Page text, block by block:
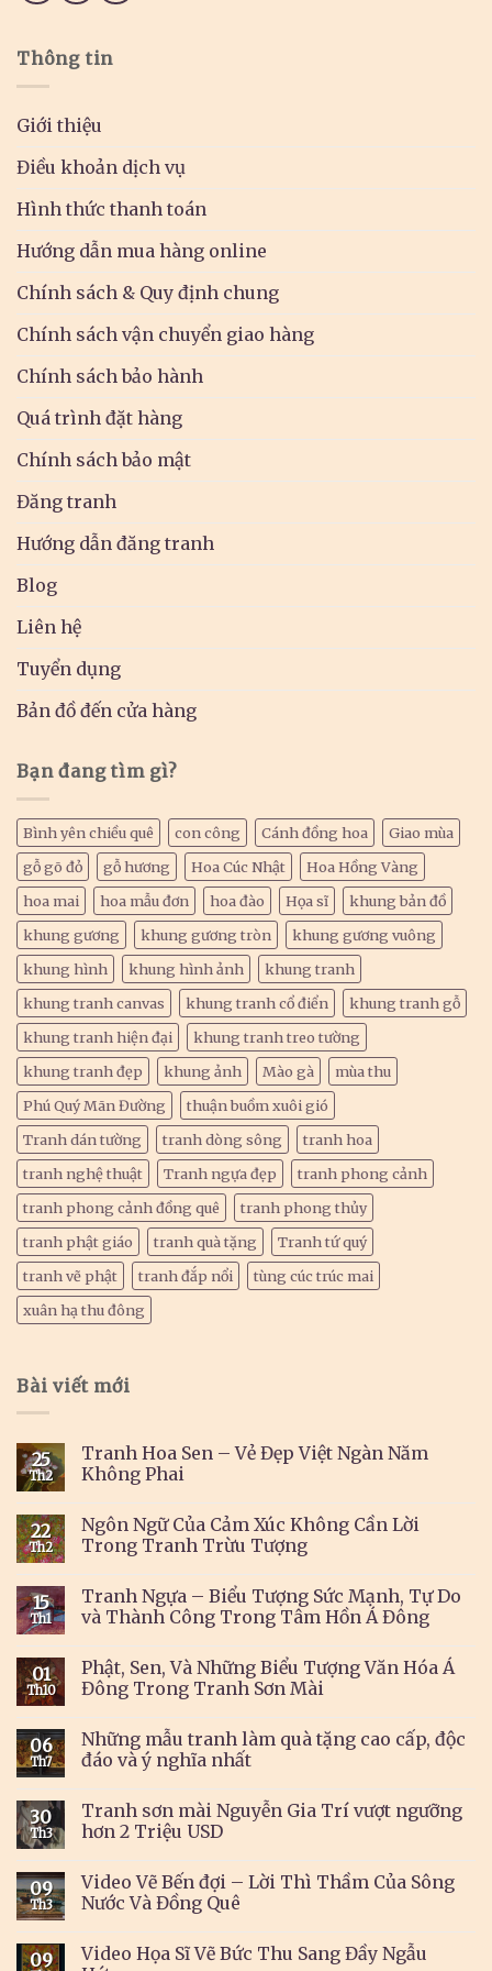
Thông tin
Giới thiệu
Điều khoản dịch vụ
Hình thức thanh toán
Hướng dẫn mua hàng online
Chính sách & Quy định chung
Chính sách vận chuyển giao hàng
Chính sách bảo hành
Quá trình đặt hàng
Chính sách bảo mật
Đăng tranh
Hướng dẫn đăng tranh
Blog
Liên hệ
Tuyển dụng
Bản đồ đến cửa hàng
Bạn đang tìm gì?
Bình yên chiều quê con công Cánh đồng hoa
Giao mùa
gỗ gõ đỏ
gỗ hương Hoa Cúc Nhật
Hoa Hồng Vàng
hoa mai
hoa mẫu đơn hoa đào Họa sĩ
khung bản đồ
khung gương
khung gương tròn
khung gương vuông
khung hình
khung hình ảnh
khung tranh
khung tranh canvas
khung tranh cổ điển
khung tranh gỗ
khung tranh hiện đại
khung tranh treo tường
khung tranh đẹp
khung ảnh Mào gà
mùa thu
Phú Quý Mãn Đường
thuận buồm xuôi gió
Tranh dán tường
tranh dòng sông
tranh hoa
tranh nghệ thuật
Tranh ngựa đẹp
tranh phong cảnh
tranh phong cảnh đồng quê
tranh phong thủy
tranh phật giáo
tranh quà tặng
Tranh tứ quý
tranh vẽ phật
tranh đắp nổi
tùng cúc trúc mai
xuân hạ thu đông
Bài viết mới
25
Th2
Tranh Hoa Sen – Vẻ Đẹp Việt Ngàn Năm
Không Phai
22
Th2
Ngôn Ngữ Của Cảm Xúc Không Cần Lời
Trong Tranh Trừu Tượng
15
Th1
Tranh Ngựa – Biểu Tượng Sức Mạnh, Tự Do
và Thành Công Trong Tâm Hồn Á Đông
01
Th10
Phật, Sen, Và Những Biểu Tượng Văn Hóa Á
Đông Trong Tranh Sơn Mài
06
Th7
Những mẫu tranh làm quà tặng cao cấp, độc
đáo và ý nghĩa nhất
30
Th3
Tranh sơn mài Nguyễn Gia Trí vượt ngưỡng
hơn 2 Triệu USD
09
Th3
Video Vẽ Bến đợi – Lời Thì Thầm Của Sông
Nước Và Đồng Quê
09
Video Họa Sĩ Vẽ Bức Thu Sang Đầy Ngẫu